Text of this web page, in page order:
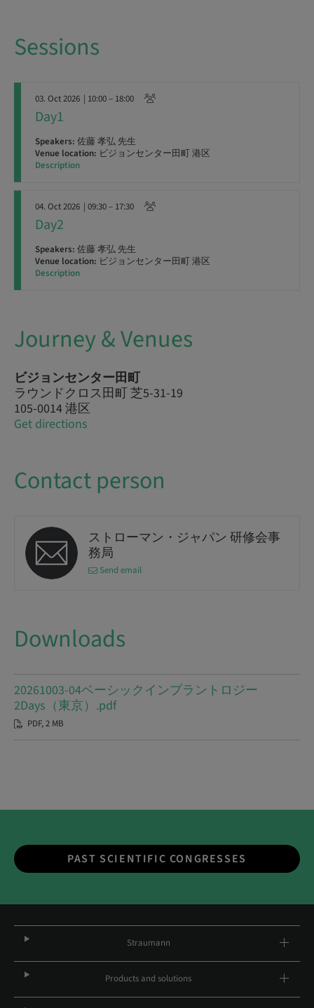
Sessions
03. Oct 2026 | 10:00 – 18:00
Day1
Speakers: 佐藤 孝弘 先生
Venue location: ビジョンセンター田町 港区
Description
04. Oct 2026 | 09:30 – 17:30
Day2
Speakers: 佐藤 孝弘 先生
Venue location: ビジョンセンター田町 港区
Description
Journey & Venues
ビジョンセンター田町
ラウンドクロス田町 芝5-31-19
105-0014 港区
Get directions
Contact person
ストローマン・ジャパン 研修会事
務局
Send email
Downloads
20261003-04ベーシックインプラントロジー
2Days（東京）.pdf
PDF, 2 MB
PAST SCIENTIFIC CONGRESSES
Straumann
Products and solutions